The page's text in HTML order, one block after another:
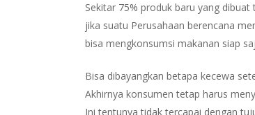
Sekitar 75% produk baru yang
jika suatu Perusahaan berencana
bisa mengkonsumsi makanan siap
Bisa dibayangkan betapa kecewa
Akhirnya konsumen tetap harus
Ini tentunya tidak tercapai dengan